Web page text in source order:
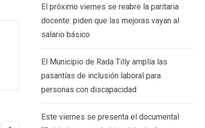
El próximo viernes se reabre la paritaria
docente: piden que las mejoras vayan al
salario básico
El Municipio de Rada Tilly amplía las
pasantías de inclusión laboral para
personas con discapacidad
Este viernes se presenta el documental